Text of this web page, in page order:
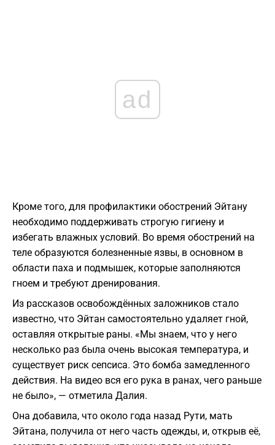
ad
Кроме того, для профилактики обострений Эйтану
необходимо поддерживать строгую гигиену и
избегать влажных условий. Во время обострений на
теле образуются болезненные язвы, в основном в
области паха и подмышек, которые заполняются
гноем и требуют дренирования.
Из рассказов освобождённых заложников стало
известно, что Эйтан самостоятельно удаляет гной,
оставляя открытые раны. «Мы знаем, что у него
несколько раз была очень высокая температура, и
существует риск сепсиса. Это бомба замедленного
действия. На видео вся его рука в ранах, чего раньше
не было», — отметила Далия.
Она добавила, что около года назад Рути, мать
Эйтана, получила от него часть одежды, и, открыв её,